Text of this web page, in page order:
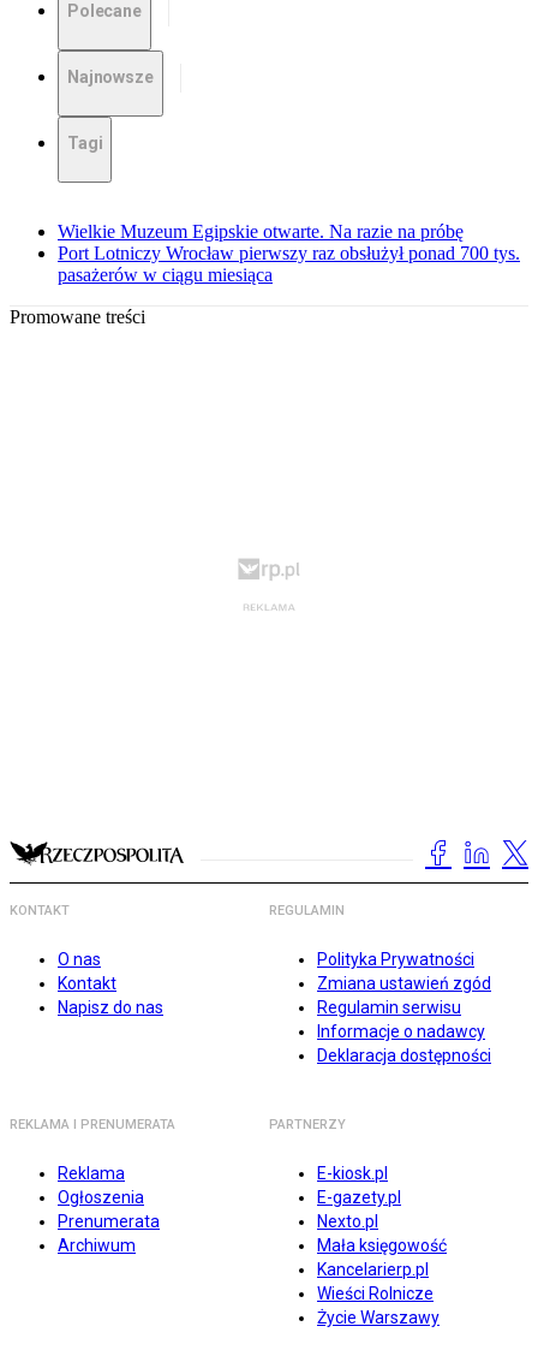
Polecane
Najnowsze
Tagi
Wielkie Muzeum Egipskie otwarte. Na razie na próbę
Port Lotniczy Wrocław pierwszy raz obsłużył ponad 700 tys.
pasażerów w ciągu miesiąca
Promowane treści
KONTAKT
O nas
Kontakt
Napisz do nas
REGULAMIN
Polityka Prywatności
Zmiana ustawień zgód
Regulamin serwisu
Informacje o nadawcy
Deklaracja dostępności
REKLAMA I PRENUMERATA
Reklama
Ogłoszenia
Prenumerata
Archiwum
PARTNERZY
E-kiosk.pl
E-gazety.pl
Nexto.pl
Mała księgowość
Kancelarierp.pl
Wieści Rolnicze
Życie Warszawy